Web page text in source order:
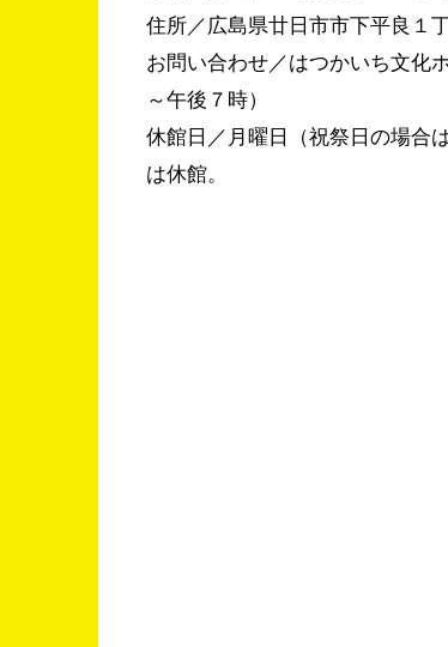
住所／ 広島県廿日市市下平良１
お問い合わせ／はつかいち文化
～午後７時）
休館日／月曜日（祝祭日の場合
は休館。